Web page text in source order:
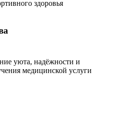
здоровья
уюта, надёжности и
медицинской услуги